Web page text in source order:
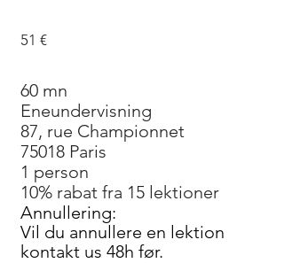
51 €
60 mn
Eneundervisning
87, rue Championnet
75018 Paris
1 person
10% rabat fra 15 lektioner
Annullering:
Vil du annullere en lektion
kontakt us 48h før.